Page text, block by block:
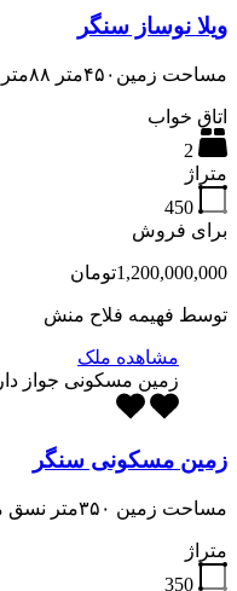
ویلا نوساز سنگر
مساحت زمین۴۵۰متر ۸۸متر بنا ۱طبقه…
اتاق خواب
2
متراژ
450
برای فروش
1,200,000,000تومان
توسط فهیمه فلاح منش
مشاهده ملک
زمین مسکونی جواز دار
زمین مسکونی سنگر
مساحت زمین ۳۵۰متر نسق معتبر…
متراژ
350